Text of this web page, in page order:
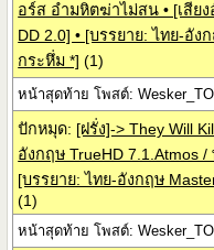
อร์ส อำมหิตฆ่าไม่สน • [เสีย
DD 2.0] • [บรรยาย: ไทย-อัง
กระหึ่ม *] (1)
หน้าสุดท้าย โพสต์:
ปักหมุด: [ฝรั่ง]-> They Will
อังกฤษ TrueHD 7.1.Atmos
[บรรยาย: ไทย-อังกฤษ
(1)
หน้าสุดท้าย โพสต์: